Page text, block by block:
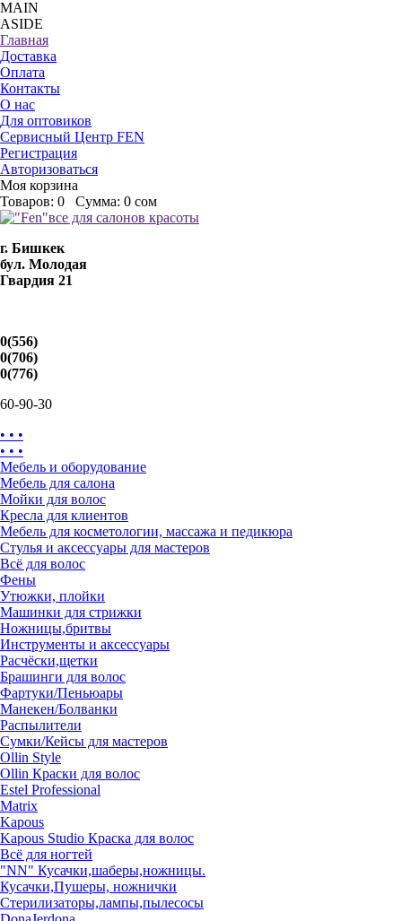
MAIN
ASIDE
Главная
Доставка
Оплата
Контакты
О нас
Для оптовиков
Сервисный Центр FEN
Регистрация
Авторизоваться
Моя корзина
Товаров: 0 Сумма: 0 сом
г. Бишкек
бул. Молодая
Гвардия 21
0(556)
0(706)
0(776)
60-90-30
• • •
• • •
Мебель и оборудование
Мебель для салона
Мойки для волос
Кресла для клиентов
Мебель для косметологии, массажа и педикюра
Стулья и аксессуары для мастеров
Всё для волос
Фены
Утюжки, плойки
Машинки для стрижки
Ножницы,бритвы
Инструменты и аксессуары
Расчёски,щетки
Брашинги для волос
Фартуки/Пеньюары
Манекен/Болванки
Распылители
Сумки/Кейсы для мастеров
Ollin Style
Ollin Краски для волос
Estel Professional
Matrix
Kapous
Kapous Studio Краска для волос
Всё для ногтей
"NN" Кусачки,шаберы,ножницы.
Кусачки,Пушеры, ножнички
Стерилизаторы,лампы,пылесосы